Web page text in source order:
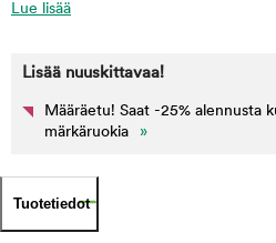
Lue lisää
Lisää nuuskittavaa!
Määräetu! Saat -25% alennusta
märkäruokia
»
Tuotetiedot